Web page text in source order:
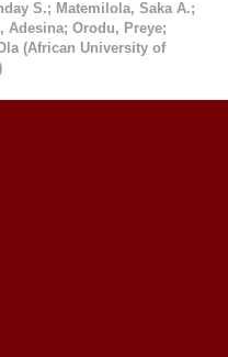
S.; Matemilola, Saka A.;
Adesina; Orodu, Preye;
(African University of